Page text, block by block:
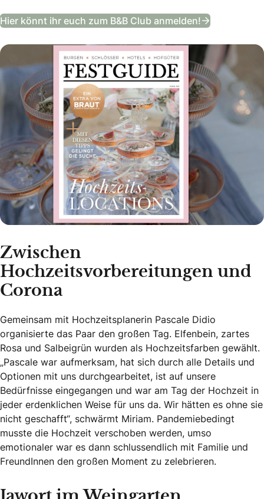
Hier könnt ihr euch zum B&B Club anmelden! Festguide
Zwischen
Hochzeitsvorbereitungen und
Corona
Gemeinsam mit Hochzeitsplanerin Pascale Didio
organisierte das Paar den großen Tag. Elfenbein, zartes
Rosa und Salbeigrün wurden als Hochzeitsfarben gewählt.
„Pascale war aufmerksam, hat sich durch alle Details und
Optionen mit uns durchgearbeitet, ist auf unsere
Bedürfnisse eingegangen und war am Tag der Hochzeit in
jeder erdenklichen Weise für uns da. Wir hätten es ohne sie
nicht geschafft“, schwärmt Miriam. Pandemiebedingt
musste die Hochzeit verschoben werden, umso
emotionaler war es dann schlussendlich mit Familie und
FreundInnen den großen Moment zu zelebrieren.